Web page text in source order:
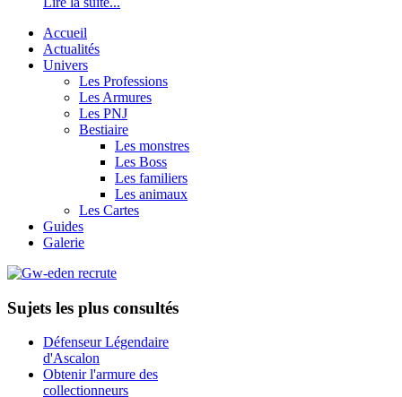
Accueil
Actualités
Univers
Les Professions
Les Armures
Les PNJ
Bestiaire
Les monstres
Les Boss
Les familiers
Les animaux
Les Cartes
Guides
Galerie
Sujets les plus consultés
Défenseur Légendaire
d'Ascalon
Obtenir l'armure des
collectionneurs